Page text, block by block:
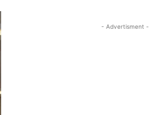
- Advertisment -